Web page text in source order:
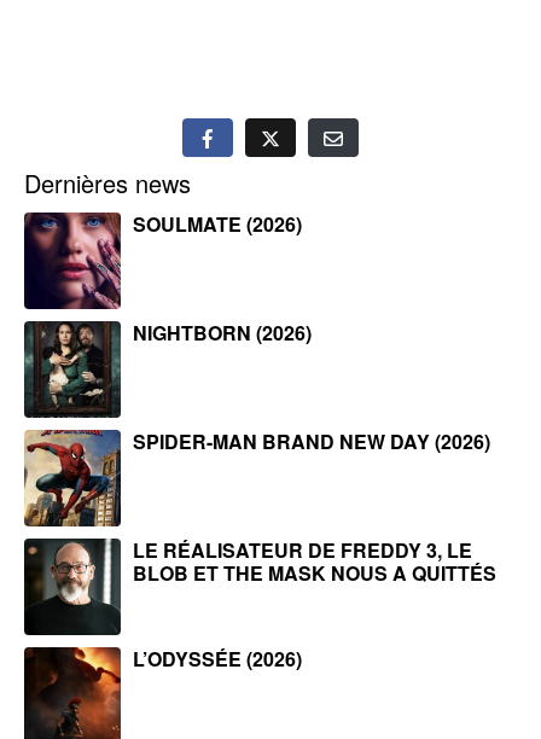
Dernières news
SOULMATE (2026)
NIGHTBORN (2026)
SPIDER-MAN BRAND NEW DAY (2026)
LE RÉALISATEUR DE FREDDY 3, LE
BLOB ET THE MASK NOUS A QUITTÉS
L’ODYSSÉE (2026)